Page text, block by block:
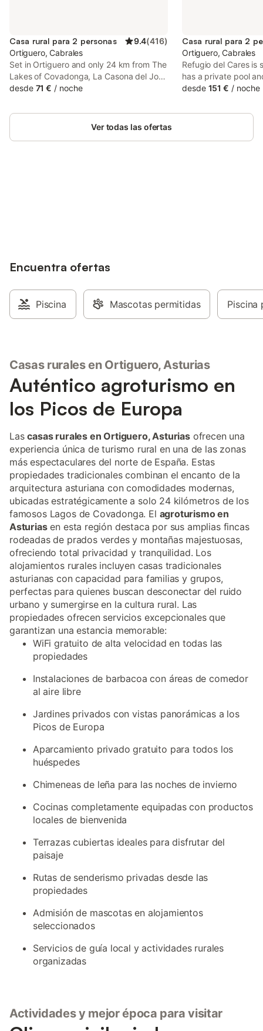
Casa rural para 2 personas 9.4(416)
Ortiguero, Cabrales
Set in Ortiguero and only 24 km from The
Lakes of Covadonga, La Casona del Jou
offers accommodation with mountain
desde 71 € / noche
Casa rural para 2
Ortiguero, Cabrales
Refugio del Cares is
has a private pool
There is an in-house
available. The
desde 151 € / noche
Ver todas las ofertas
Encuentra ofertas
Piscina Mascotas permitidas Piscina
Casas rurales en Ortiguero, Asturias
Auténtico agroturismo en
los Picos de Europa
Lascasas rurales en Ortiguero, Asturiasofrecen una
experiencia única de turismo rural en una de las zonas
más espectaculares del norte de España. Estas
propiedades tradicionales combinan el encanto de la
arquitectura asturiana con comodidades modernas,
ubicadas estratégicamente a solo 24 kilómetros de los
famosos Lagos de Covadonga. El agroturismo en
Asturiasen esta región destaca por sus amplias fincas
rodeadas de prados verdes y montañas majestuosas,
ofreciendo total privacidad y tranquilidad. Los
alojamientos rurales incluyen casas tradicionales
asturianas con capacidad para familias y grupos,
perfectas para quienes buscan desconectar del ruido
urbano y sumergirse en la cultura rural. Las
propiedades ofrecen servicios excepcionales que
garantizan una estancia memorable:
WiFi gratuito de alta velocidad en todas las
propiedades
Instalaciones de barbacoa con áreas de comedor
al aire libre
Jardines privados con vistas panorámicas a los
Picos de Europa
Aparcamiento privado gratuito para todos los
huéspedes
Chimeneas de leña para las noches de invierno
Cocinas completamente equipadas con productos
locales de bienvenida
Terrazas cubiertas ideales para disfrutar del
paisaje
Rutas de senderismo privadas desde las
propiedades
Admisión de mascotas en alojamientos
seleccionados
Servicios de guía local y actividades rurales
organizadas
Actividades y mejor época para visitar